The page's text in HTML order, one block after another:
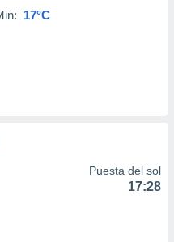
17°C
Puesta del sol
17:28